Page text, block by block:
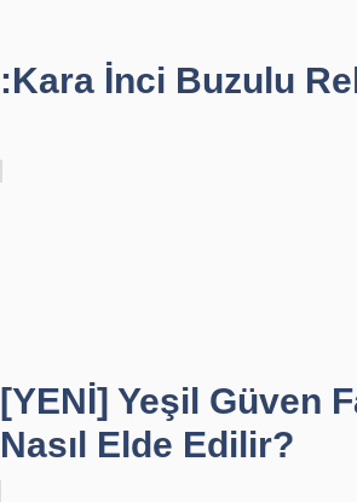
:Kara İnci Buzulu
[YENİ] Yeşil Güven
Nasıl Elde Edilir?